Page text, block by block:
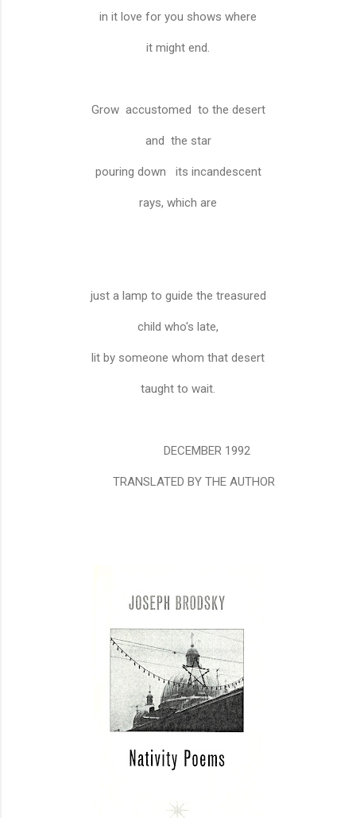
in it love for you shows where
it might end.
Grow accustomed to the desert
and the star
pouring down its incandescent
rays, which are
just a lamp to guide the treasured
child who's late,
lit by someone whom that desert
taught to wait.
DECEMBER 1992
TRANSLATED BY THE AUTHOR